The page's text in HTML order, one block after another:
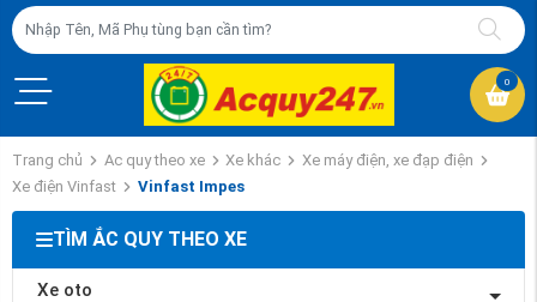
0
Trang chủ Ac quy theo xe Xe khác
Xe máy điện, xe đạp điện
Xe điện Vinfast
Vinfast Impes
TÌM ẮC QUY THEO XE
Xe oto